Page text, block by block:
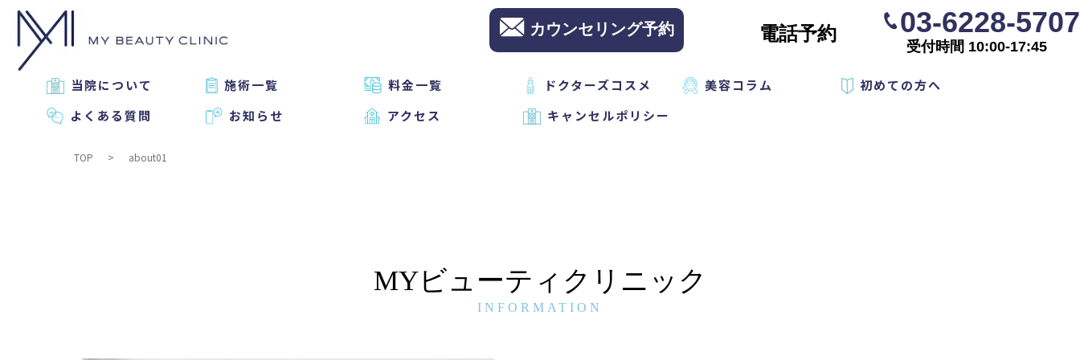
カウンセリング予約 電話予約 03-6228-5707
受付時間 10:00-17:45
当院について 施術一覧 料金一覧 ドクターズコスメ 美容コラム
初めての方へ
よくある質問
お知らせ アクセス キャンセルポリシー
TOP about01
MYビューティクリニック
INFORMATION